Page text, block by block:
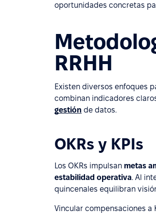
oportunidades concretas
RRHH
Existen diversos enfoques
combinan indicadores
gestión de datos.
OKRs y KPIs
Los OKRs impulsan metas
estabilidad operativa. Al
quincenales equilibran
Vincular compensaciones a